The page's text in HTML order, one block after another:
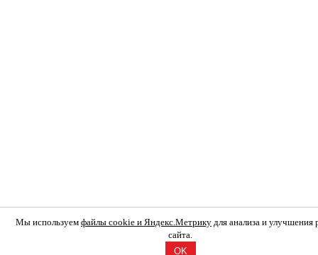
Мы используем файлы cookie и Яндекс.Метрику для анализа и улучшения
сайта.
OK